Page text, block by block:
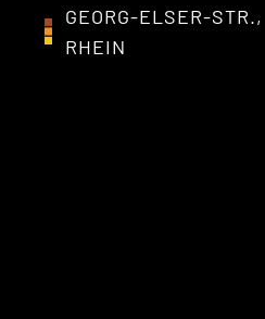
GEORG-ELSER-
RHEIN